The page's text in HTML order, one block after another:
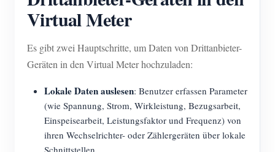
Virtual Meter
Es gibt zwei Hauptschritte, um Daten von Drittanbieter-
Geräten in den Virtual Meter hochzuladen:
Lokale Daten auslesen: Benutzer erfassen Parameter
(wie Spannung, Strom, Wirkleistung, Bezugsarbeit,
Einspeisearbeit, Leistungsfaktor und Frequenz) von
ihren Wechselrichter- oder Zählergeräten über lokale
Schnittstellen.